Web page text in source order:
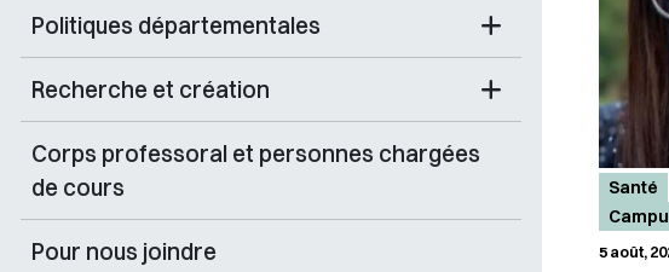
Politiques départementales
Recherche et création
Corps professoral et personnes chargées
de cours
Pour nous joindre
Santé
5 août,